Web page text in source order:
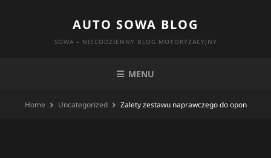
AUTO SOWA BLOG
SOWA – NIECODZIENNY BLOG MOTORYZACYJNY
MENU
Home Uncategorized Zalety zestawu naprawczego do opon